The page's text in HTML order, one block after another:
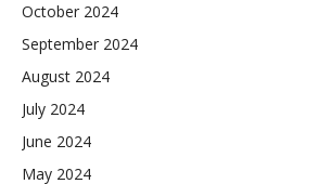
October 2024
September 2024
August 2024
July 2024
June 2024
May 2024